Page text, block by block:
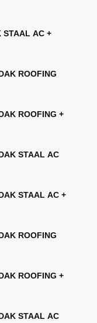
STAAL AC +
ROOFING
ROOFING +
STAAL AC
STAAL AC +
ROOFING
ROOFING +
STAAL AC